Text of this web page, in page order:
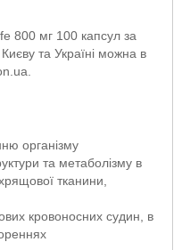
800 мг 100 капсул за
та Україні можна в
організму
та метаболізму в
тканини,
кровоносних судин, в